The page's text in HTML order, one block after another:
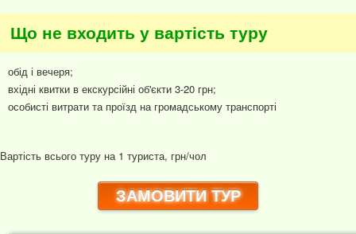
Що не входить у вартість туру
обід і вечеря;
вхідні квитки в екскурсійні об'єкти 3-20 грн;
особисті витрати та проїзд на громадському транспорті
Вартість всього туру на 1 туриста, грн/чол
ЗАМОВИТИ ТУР